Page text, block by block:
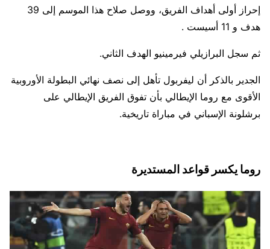
إحراز أولى أهداف الفريق، ووصل صلاح هذا الموسم إلى 39
هدف و 11 أسيست .
ثم سجل البرازيلي فيرمينيو الهدف الثاني.
الجدير بالذكر أن ليفربول تأهل إلى نصف نهائي البطولة الأوروبية
الأقوى مع روما الإيطالي بأن تفوق الفريق الإيطالي على
برشلونة الإسباني في مباراة تاريخية.
روما يكسر قواعد المستديرة